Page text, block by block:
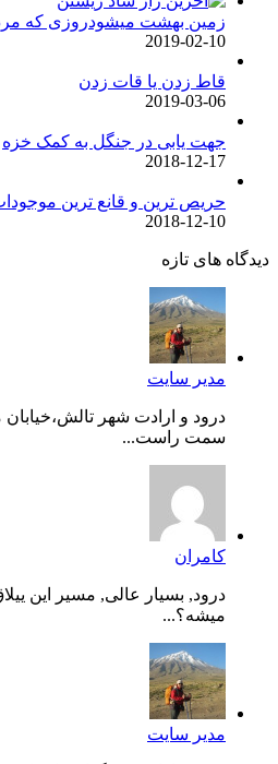
زمین بهشت میشودروزی که
2019-02-10
قاط زدن یا قات زدن
2019-03-06
جهت یابی در جنگل به کمک خزه
2018-12-17
حریص ترین و قانع ترین
2018-12-10
دیدگاه های تازه
مدیر سایت
درود و ارادت شهر تالش،خیابان
سمت راست...
کامران
درود, بسیار عالی, مسیر این
میشه؟...
مدیر سایت